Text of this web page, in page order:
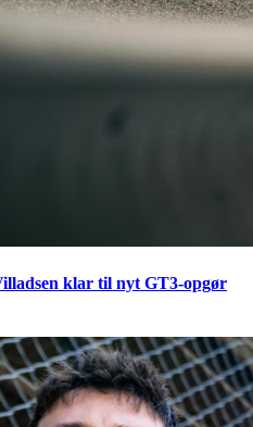
klar til nyt GT3-opgør